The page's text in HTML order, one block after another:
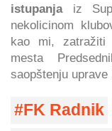
istupanjaiz
nekolicinom
kao mi, zatražiti
mesta
saopštenju uprave
FK Radnik